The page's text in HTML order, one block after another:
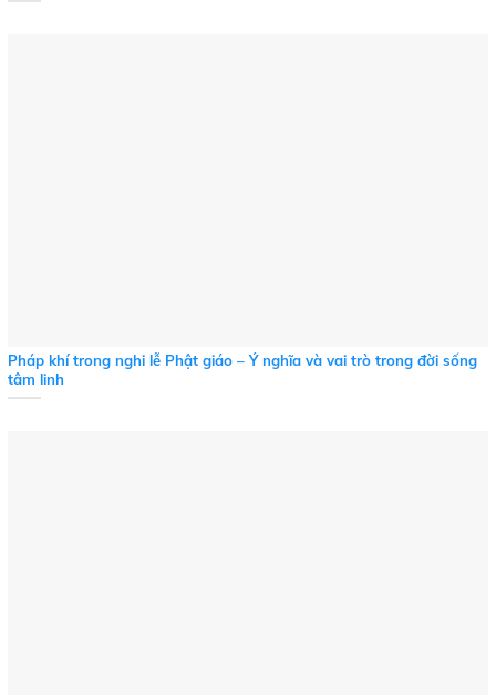
Pháp khí trong nghi lễ Phật giáo – Ý nghĩa và vai trò trong đời sống
tâm linh